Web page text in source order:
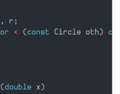
, r ;
< ( const Circle oth )
( double x )